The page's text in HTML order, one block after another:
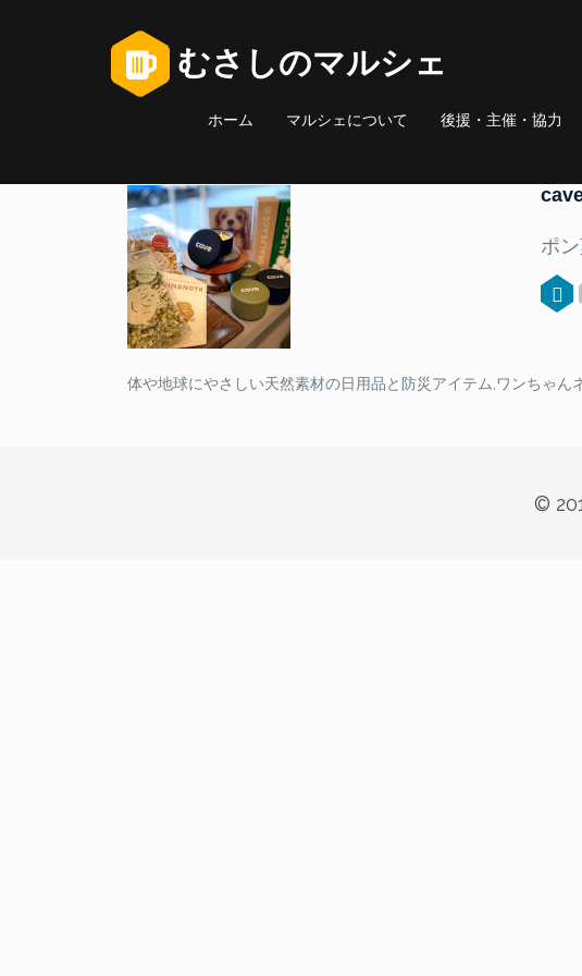
むさしのマルシェ
ホーム マルシェについて 後援・主催・協力
ポ
体や地球にやさしい天然素材の日用品と防災アイテム,ワンちゃん
©